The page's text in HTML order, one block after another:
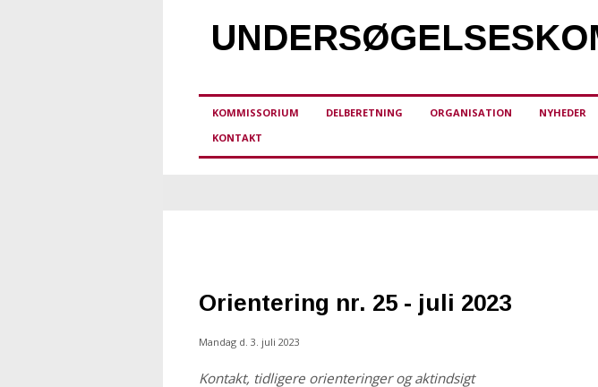
KOMMISSORIUM DELBERETNING ORGANISATION NYHEDER
KONTAKT
Orientering nr. 25 - juli 2023
Mandag d. 3. juli 2023
Kontakt, tidligere orienteringer og aktindsigt